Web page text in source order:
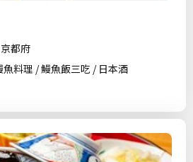
都府
料理 / 鰻魚飯三吃 / 日本酒